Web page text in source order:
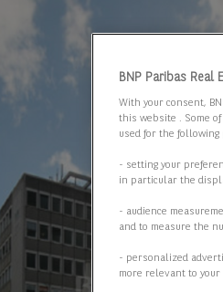
BNP Paribas Real
With your consent,
this website . Some
used for the following
- setting your
in particular the
- audience
and to measure the
- personalized
more relevant to